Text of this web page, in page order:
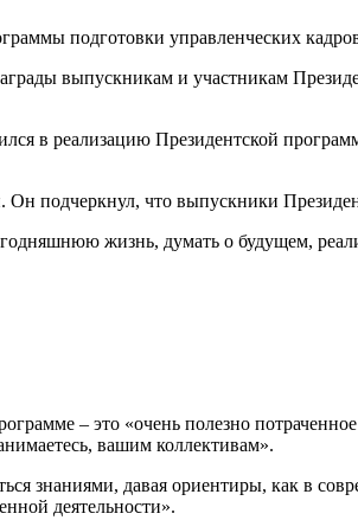
выпускникам и участникам
в реализацию Президентской
Он подчеркнул, что выпускники
жизнь, думать о будущем,
– это «очень полезно
вашим коллективам».
знаниями, давая ориентиры, как в
деятельности».